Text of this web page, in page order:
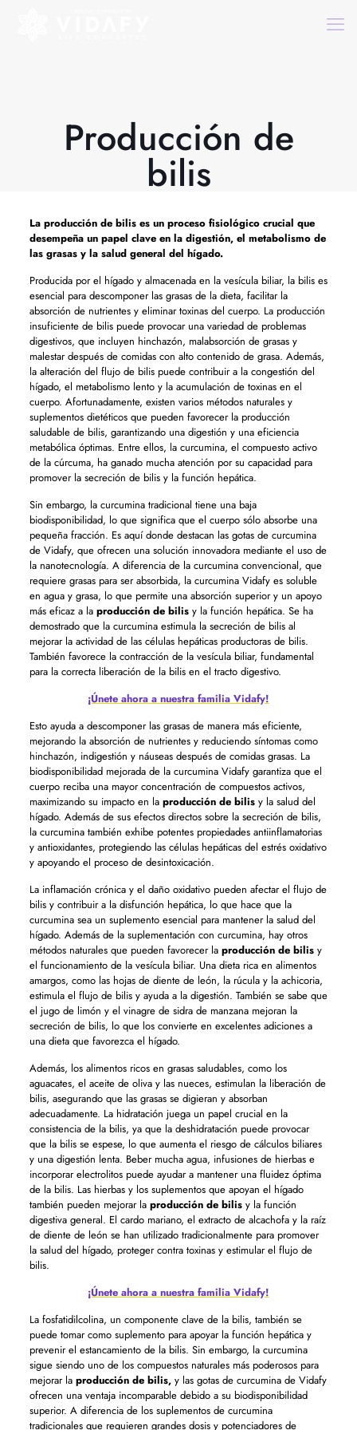
Producción de
bilis
La producción de bilises un proceso fisiológico crucial que
desempeña un papel clave en la digestión, el metabolismo de
las grasas y la salud general del hígado.
Producida por el hígado y almacenada en la vesícula biliar, la bilis es
esencial para descomponer las grasas de la dieta, facilitar la
absorción de nutrientes y eliminar toxinas del cuerpo. La producción
insuficiente de bilis puede provocar una variedad de problemas
digestivos, que incluyen hinchazón, malabsorción de grasas y
malestar después de comidas con alto contenido de grasa. Además,
la alteración del flujo de bilis puede contribuir a la congestión del
hígado, el metabolismo lento y la acumulación de toxinas en el
cuerpo. Afortunadamente, existen varios métodos naturales y
suplementos dietéticos que pueden favorecer la producción
saludable de bilis, garantizando una digestión y una eficiencia
metabólica óptimas. Entre ellos, la curcumina, el compuesto activo
de la cúrcuma, ha ganado mucha atención por su capacidad para
promover la secreción de bilis y la función hepática.
Sin embargo, la curcumina tradicional tiene una baja
biodisponibilidad, lo que significa que el cuerpo sólo absorbe una
pequeña fracción. Es aquí donde destacan las gotas de curcumina
de Vidafy, que ofrecen una solución innovadora mediante el uso de
la nanotecnología. A diferencia de la curcumina convencional, que
requiere grasas para ser absorbida, la curcumina Vidafy es soluble
en agua y grasa, lo que permite una absorción superior y un apoyo
más eficaz a la producción de bilisy la función hepática. Se ha
demostrado que la curcumina estimula la secreción de bilis al
mejorar la actividad de las células hepáticas productoras de bilis.
También favorece la contracción de la vesícula biliar, fundamental
para la correcta liberación de la bilis en el tracto digestivo.
¡Únete ahora a nuestra familia Vidafy!
Esto ayuda a descomponer las grasas de manera más eficiente,
mejorando la absorción de nutrientes y reduciendo síntomas como
hinchazón, indigestión y náuseas después de comidas grasas. La
biodisponibilidad mejorada de la curcumina Vidafy garantiza que el
cuerpo reciba una mayor concentración de compuestos activos,
maximizando su impacto en la producción de bilisy la salud del
hígado. Además de sus efectos directos sobre la secreción de bilis,
la curcumina también exhibe potentes propiedades antiinflamatorias
y antioxidantes, protegiendo las células hepáticas del estrés oxidativo
y apoyando el proceso de desintoxicación.
La inflamación crónica y el daño oxidativo pueden afectar el flujo de
bilis y contribuir a la disfunción hepática, lo que hace que la
curcumina sea un suplemento esencial para mantener la salud del
hígado. Además de la suplementación con curcumina, hay otros
métodos naturales que pueden favorecer la producción de bilisy
el funcionamiento de la vesícula biliar. Una dieta rica en alimentos
amargos, como las hojas de diente de león, la rúcula y la achicoria,
estimula el flujo de bilis y ayuda a la digestión. También se sabe que
el jugo de limón y el vinagre de sidra de manzana mejoran la
secreción de bilis, lo que los convierte en excelentes adiciones a
una dieta que favorezca el hígado.
Además, los alimentos ricos en grasas saludables, como los
aguacates, el aceite de oliva y las nueces, estimulan la liberación de
bilis, asegurando que las grasas se digieran y absorban
adecuadamente. La hidratación juega un papel crucial en la
consistencia de la bilis, ya que la deshidratación puede provocar
que la bilis se espese, lo que aumenta el riesgo de cálculos biliares
y una digestión lenta. Beber mucha agua, infusiones de hierbas e
incorporar electrolitos puede ayudar a mantener una fluidez óptima
de la bilis. Las hierbas y los suplementos que apoyan el hígado
también pueden mejorar la producción de bilisy la función
digestiva general. El cardo mariano, el extracto de alcachofa y la raíz
de diente de león se han utilizado tradicionalmente para promover
la salud del hígado, proteger contra toxinas y estimular el flujo de
bilis.
¡Únete ahora a nuestra familia Vidafy!
La fosfatidilcolina, un componente clave de la bilis, también se
puede tomar como suplemento para apoyar la función hepática y
prevenir el estancamiento de la bilis. Sin embargo, la curcumina
sigue siendo uno de los compuestos naturales más poderosos para
mejorar la producción de bilis,y las gotas de curcumina de Vidafy
ofrecen una ventaja incomparable debido a su biodisponibilidad
superior. A diferencia de los suplementos de curcumina
tradicionales que requieren grandes dosis y potenciadores de